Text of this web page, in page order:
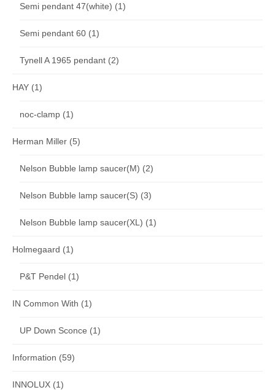
Semi pendant 47(white) (1)
Semi pendant 60 (1)
Tynell A 1965 pendant (2)
HAY (1)
noc-clamp (1)
Herman Miller (5)
Nelson Bubble lamp saucer(M) (2)
Nelson Bubble lamp saucer(S) (3)
Nelson Bubble lamp saucer(XL) (1)
Holmegaard (1)
P&T Pendel (1)
IN Common With (1)
UP Down Sconce (1)
Information (59)
INNOLUX (1)